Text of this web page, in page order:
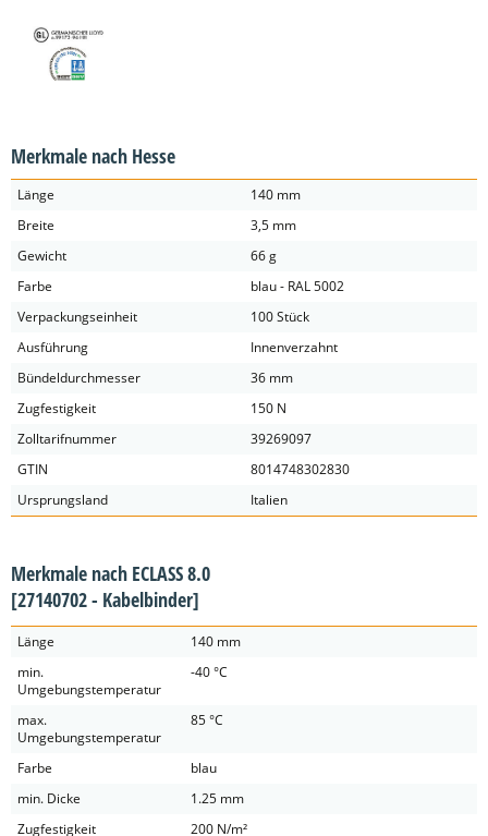
Merkmale nach Hesse
Länge
140 mm
Breite
3,5 mm
Gewicht
66 g
Farbe
blau - RAL 5002
Verpackungseinheit
100 Stück
Ausführung
Innenverzahnt
Bündeldurchmesser
36 mm
Zugfestigkeit
150 N
Zolltarifnummer
39269097
GTIN
8014748302830
Ursprungsland
Italien
Merkmale nach ECLASS 8.0
[27140702 - Kabelbinder]
Länge
140 mm
min.
Umgebungstemperatur
-40 °C
max.
Umgebungstemperatur
85 °C
Farbe
blau
min. Dicke
1.25 mm
Zugfestigkeit
200 N/m²